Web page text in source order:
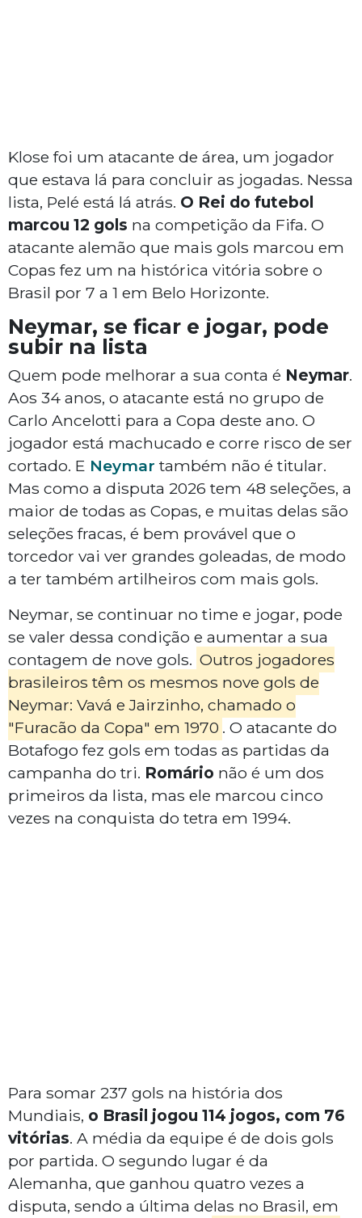
Klose foi um atacante de área, um jogador
que estava lá para concluir as jogadas. Nessa
lista, Pelé está lá atrás. O Rei do futebol
marcou 12 gols na competição da Fifa. O
atacante alemão que mais gols marcou em
Copas fez um na histórica vitória sobre o
Brasil por 7 a 1 em Belo Horizonte.
Neymar, se ficar e jogar, pode
subir na lista
Quem pode melhorar a sua conta é Neymar.
Aos 34 anos, o atacante está no grupo de
Carlo Ancelotti para a Copa deste ano. O
jogador está machucado e corre risco de ser
cortado. E Neymar também não é titular.
Mas como a disputa 2026 tem 48 seleções, a
maior de todas as Copas, e muitas delas são
seleções fracas, é bem provável que o
torcedor vai ver grandes goleadas, de modo
a ter também artilheiros com mais gols.
Neymar, se continuar no time e jogar, pode
se valer dessa condição e aumentar a sua
contagem de nove gols. Outros jogadores
brasileiros têm os mesmos nove gols de
Neymar: Vavá e Jairzinho, chamado o
"Furacão da Copa" em 1970 . O atacante do
Botafogo fez gols em todas as partidas da
campanha do tri. Romário não é um dos
primeiros da lista, mas ele marcou cinco
vezes na conquista do tetra em 1994.
Para somar 237 gols na história dos
Mundiais, o Brasil jogou 114 jogos, com 76
vitórias. A média da equipe é de dois gols
por partida. O segundo lugar é da
Alemanha, que ganhou quatro vezes a
disputa, sendo a última delas no Brasil, em